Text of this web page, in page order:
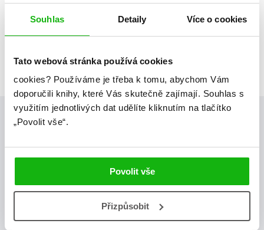
Souhlas Detaily Více o cookies
Tato webová stránka používá cookies
cookies? Používáme je třeba k tomu, abychom Vám
doporučili knihy, které Vás skutečně zajímají. Souhlas s
využitím jednotlivých dat udělíte kliknutím na tlačítko
„Povolit vše“.
Povolit vše
Přizpůsobit
Posty, které by tě mohly zajímat